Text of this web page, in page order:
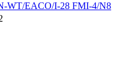
WT/EACO/I-28 FMI-4/N8